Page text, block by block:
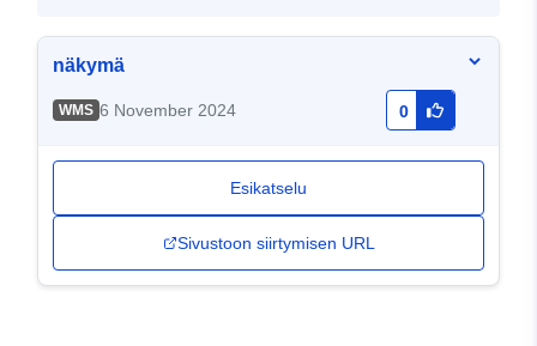
näkymä
WMS 6 November 2024 0
Esikatselu
Sivustoon siirtymisen URL